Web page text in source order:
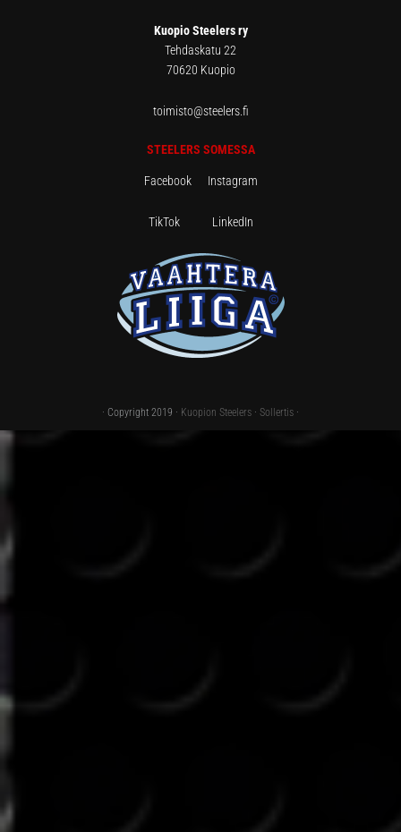
Kuopio Steelers ry
Tehdaskatu 22
70620 Kuopio
toimisto@steelers.fi
STEELERS SOMESSA
Facebook Instagram
TikTok LinkedIn
· Copyright 2019 · Kuopion Steelers · Sollertis ·